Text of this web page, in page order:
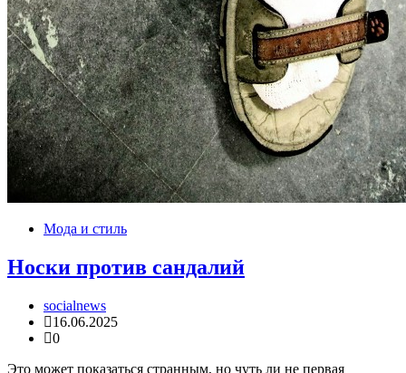
Мода и стиль
Носки против сандалий
socialnews
16.06.2025
0
Это может показаться странным, но чуть ли не первая